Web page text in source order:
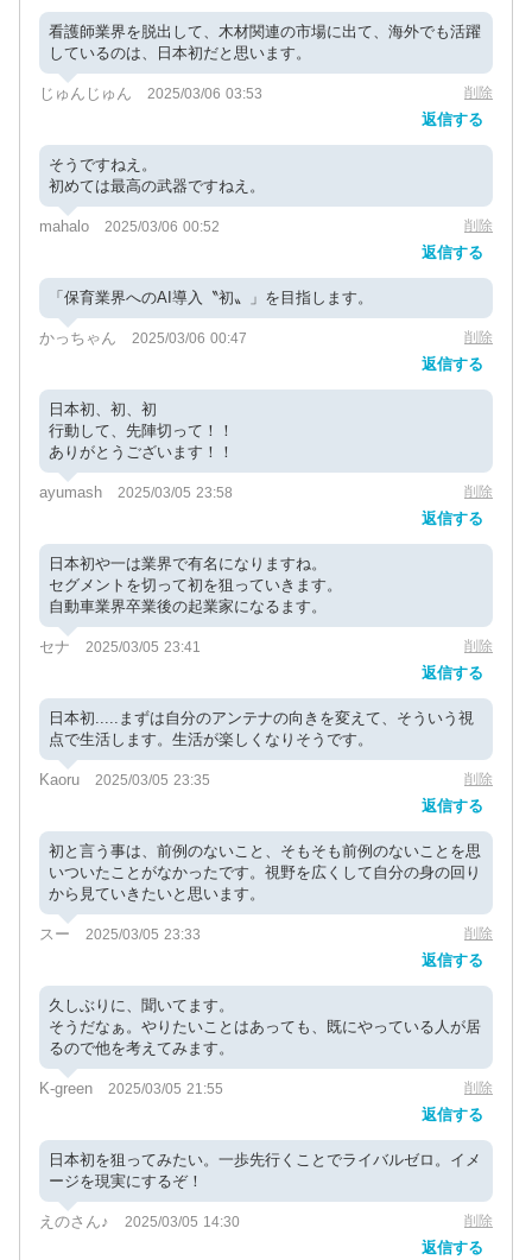
看護師業界を脱出して、木材関連の市場に出て、海外でも活躍
しているのは、日本初だと思います。
じゅんじゅん 2025/03/06 03:53 削除
返信する
そうですねえ。
初めては最高の武器ですねえ。
mahalo 2025/03/06 00:52 削除
返信する
「保育業界へのAI導入〝初〟」を目指します。
かっちゃん 2025/03/06 00:47 削除
返信する
日本初、初、初
行動して、先陣切って！！
ありがとうございます！！
ayumash 2025/03/05 23:58 削除
返信する
日本初や一は業界で有名になりますね。
セグメントを切って初を狙っていきます。
自動車業界卒業後の起業家になるます。
セナ 2025/03/05 23:41 削除
返信する
日本初.....まずは自分のアンテナの向きを変えて、そういう視
点で生活します。生活が楽しくなりそうです。
Kaoru 2025/03/05 23:35 削除
返信する
初と言う事は、前例のないこと、そもそも前例のないことを思
いついたことがなかったです。視野を広くして自分の身の回り
から見ていきたいと思います。
スー 2025/03/05 23:33 削除
返信する
久しぶりに、聞いてます。
そうだなぁ。やりたいことはあっても、既にやっている人が居
るので他を考えてみます。
K-green 2025/03/05 21:55 削除
返信する
日本初を狙ってみたい。一歩先行くことでライバルゼロ。イメ
ージを現実にするぞ！
えのさん♪ 2025/03/05 14:30 削除
返信する